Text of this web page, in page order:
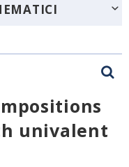
univalent